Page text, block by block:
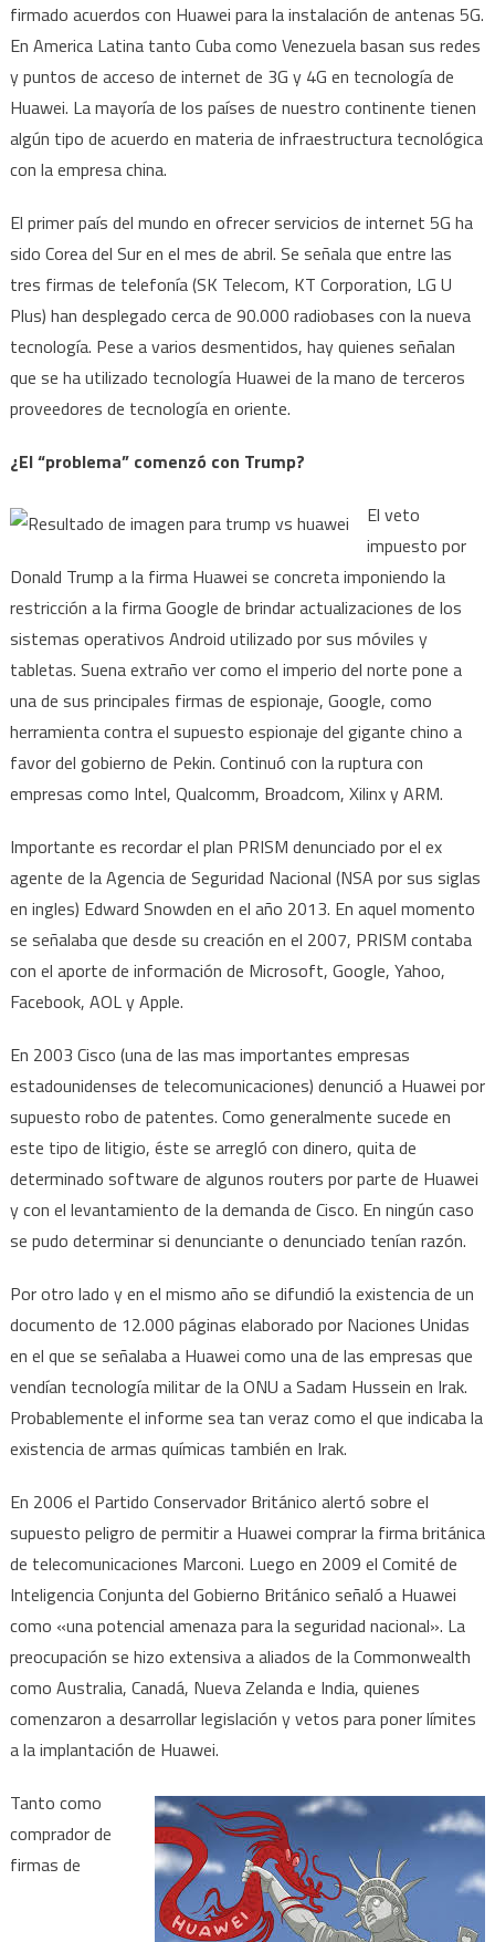
firmado acuerdos con Huawei para la instalación de antenas 5G.
En America Latina tanto Cuba como Venezuela basan sus redes
y puntos de acceso de internet de 3G y 4G en tecnología de
Huawei. La mayoría de los países de nuestro continente tienen
algún tipo de acuerdo en materia de infraestructura tecnológica
con la empresa china.
El primer país del mundo en ofrecer servicios de internet 5G ha
sido Corea del Sur en el mes de abril. Se señala que entre las
tres firmas de telefonía (SK Telecom, KT Corporation, LG U
Plus) han desplegado cerca de 90.000 radiobases con la nueva
tecnología. Pese a varios desmentidos, hay quienes señalan
que se ha utilizado tecnología Huawei de la mano de terceros
proveedores de tecnología en oriente.
¿El “problema” comenzó con Trump?
El veto
impuesto por
Donald Trump a la firma Huawei se concreta imponiendo la
restricción a la firma Google de brindar actualizaciones de los
sistemas operativos Android utilizado por sus móviles y
tabletas. Suena extraño ver como el imperio del norte pone a
una de sus principales firmas de espionaje, Google, como
herramienta contra el supuesto espionaje del gigante chino a
favor del gobierno de Pekin. Continuó con la ruptura con
empresas como Intel, Qualcomm, Broadcom, Xilinx y ARM.
Importante es recordar el plan PRISM denunciado por el ex
agente de la Agencia de Seguridad Nacional (NSA por sus siglas
en ingles) Edward Snowden en el año 2013. En aquel momento
se señalaba que desde su creación en el 2007, PRISM contaba
con el aporte de información de Microsoft, Google, Yahoo,
Facebook, AOL y Apple.
En 2003 Cisco (una de las mas importantes empresas
estadounidenses de telecomunicaciones) denunció a Huawei por
supuesto robo de patentes. Como generalmente sucede en
este tipo de litigio, éste se arregló con dinero, quita de
determinado software de algunos routers por parte de Huawei
y con el levantamiento de la demanda de Cisco. En ningún caso
se pudo determinar si denunciante o denunciado tenían razón.
Por otro lado y en el mismo año se difundió la existencia de un
documento de 12.000 páginas elaborado por Naciones Unidas
en el que se señalaba a Huawei como una de las empresas que
vendían tecnología militar de la ONU a Sadam Hussein en Irak.
Probablemente el informe sea tan veraz como el que indicaba la
existencia de armas químicas también en Irak.
En 2006 el Partido Conservador Británico alertó sobre el
supuesto peligro de permitir a Huawei comprar la firma británica
de telecomunicaciones Marconi. Luego en 2009 el Comité de
Inteligencia Conjunta del Gobierno Británico señaló a Huawei
como «una potencial amenaza para la seguridad nacional». La
preocupación se hizo extensiva a aliados de la Commonwealth
como Australia, Canadá, Nueva Zelanda e India, quienes
comenzaron a desarrollar legislación y vetos para poner límites
a la implantación de Huawei.
Tanto como
comprador de
firmas de